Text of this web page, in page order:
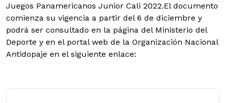
Juegos Panamericanos Junior Cali 2022.El documento
comienza su vigencia a partir del 6 de diciembre y
podrá ser consultado en la página del Ministerio del
Deporte y en el portal web de la Organización Nacional
Antidopaje en el siguiente enlace: